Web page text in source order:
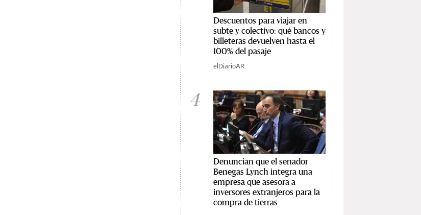
Descuentos para viajar en
subte y colectivo: qué bancos y
billeteras devuelven hasta el
100% del pasaje
elDiarioAR
4
Denuncian que el senador
Benegas Lynch integra una
empresa que asesora a
inversores extranjeros para la
compra de tierras